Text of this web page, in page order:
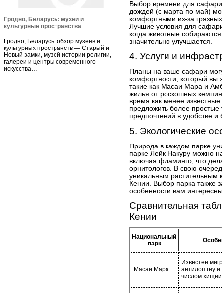
Гродно, Беларусь: музеи и
культурные пространства
Гродно, Беларусь: обзор музеев и
культурных пространств — Старый и
Новый замки, музей истории религии,
галереи и центры современного
искусства…
Выбор времени для
дождей (с марта по май)
комфортными из-за
Лучшие условия для
когда животные
значительно улучшается.
4. Услуги и
Планы на ваше сафари
комфортности, который вы
такие как Масаи Мара и
жилья от роскошных
время как менее
предложить более простые
предпочтений в удобстве и
5. Экологические
Природа в каждом парке
парке Лейк Накуру можно
включая фламинго, что
орнитологов. В свою
уникальным растительным
Кении. Выбор парка также
особенности вам
Сравнительная
Кении
Национальный
парк
Масаи Мара
Известен
антилоп гну
числом